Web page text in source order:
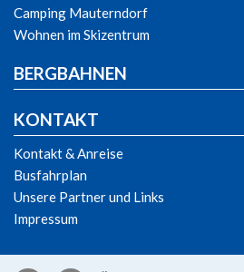
Camping Mauterndorf
Wohnen im Skizentrum
BERGBAHNEN
KONTAKT
Kontakt & Anreise
Busfahrplan
Unsere Partner und Links
Impressum